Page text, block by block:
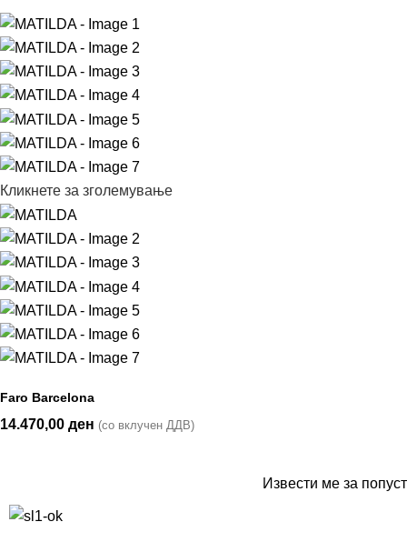
Кликнете за зголемување
Faro Barcelona
14.470,00 ден (со вклучен ДДВ)
Извести ме за попуст